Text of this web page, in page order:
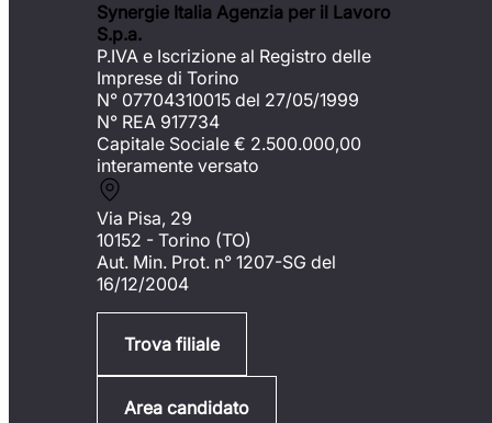
Synergie Italia Agenzia per il Lavoro
S.p.a.
P.IVA e Iscrizione al Registro delle
Imprese di Torino
N° 07704310015 del 27/05/1999
N° REA 917734
Capitale Sociale € 2.500.000,00
interamente versato
Via Pisa, 29
10152 - Torino (TO)
Aut. Min. Prot. n° 1207-SG del
16/12/2004
Trova filiale
Area candidato